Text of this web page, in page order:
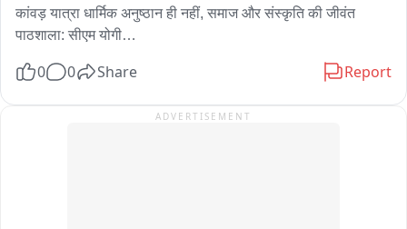
कांवड़ यात्रा धार्मिक अनुष्ठान ही नहीं, समाज और संस्कृति की जीवंत
पाठशाला: सीएम योगी
कांवड़ यात्रा करोड़ों श्रद्धालुओं को शिवभक्ति के सूत्र में जोड़ती है: योगी
भगवा वस्त्र, कंधे पर कांवड़ और हृदय में भोलेनाथ की भक्ति—एक है हर
0 0 Share Report
ADVERTISEMENT